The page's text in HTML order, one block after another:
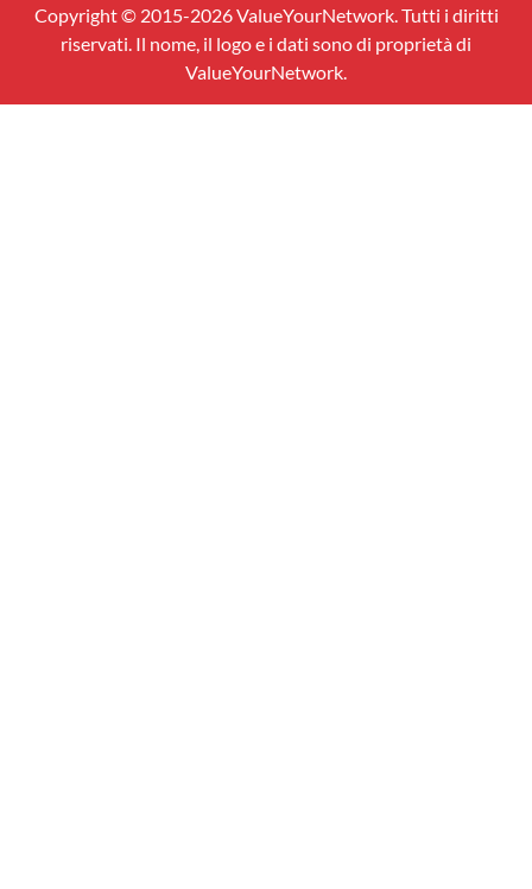
Copyright © 2015-2026 ValueYourNetwork. Tutti i diritti
riservati. Il nome, il logo e i dati sono di proprietà di
ValueYourNetwork.